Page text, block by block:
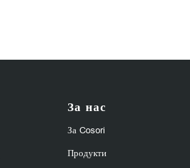
За нас
За Cosori
Продукти